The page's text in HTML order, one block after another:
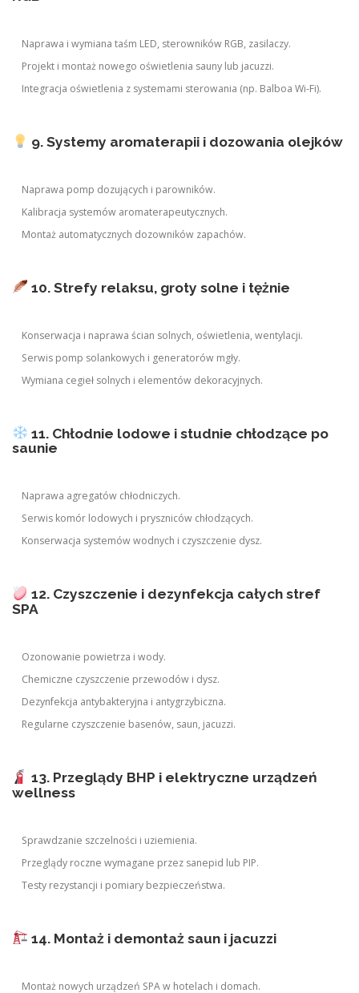
Naprawa i wymiana taśm LED, sterowników RGB, zasilaczy.
Projekt i montaż nowego oświetlenia sauny lub jacuzzi.
Integracja oświetlenia z systemami sterowania (np. Balboa Wi-Fi).
9. Systemy aromaterapii i dozowania olejków
Naprawa pomp dozujących i parowników.
Kalibracja systemów aromaterapeutycznych.
Montaż automatycznych dozowników zapachów.
10. Strefy relaksu, groty solne i tężnie
Konserwacja i naprawa ścian solnych, oświetlenia, wentylacji.
Serwis pomp solankowych i generatorów mgły.
Wymiana cegieł solnych i elementów dekoracyjnych.
11. Chłodnie lodowe i studnie chłodzące po
saunie
Naprawa agregatów chłodniczych.
Serwis komór lodowych i pryszniców chłodzących.
Konserwacja systemów wodnych i czyszczenie dysz.
12. Czyszczenie i dezynfekcja całych stref
SPA
Ozonowanie powietrza i wody.
Chemiczne czyszczenie przewodów i dysz.
Dezynfekcja antybakteryjna i antygrzybiczna.
Regularne czyszczenie basenów, saun, jacuzzi.
13. Przeglądy BHP i elektryczne urządzeń
wellness
Sprawdzanie szczelności i uziemienia.
Przeglądy roczne wymagane przez sanepid lub PIP.
Testy rezystancji i pomiary bezpieczeństwa.
14. Montaż i demontaż saun i jacuzzi
Montaż nowych urządzeń SPA w hotelach i domach.